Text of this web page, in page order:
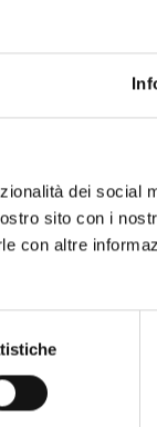
dei social
sito con i
con altre